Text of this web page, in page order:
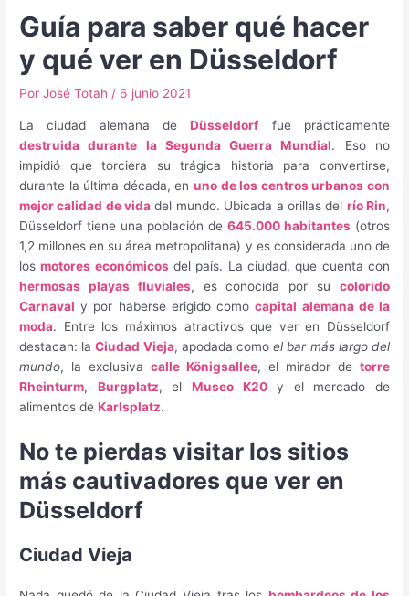
Guía para saber qué hacer
y qué ver en Düsseldorf
PorJosé Totah / 6 junio 2021
La ciudad alemana deDüsseldorf fue prácticamente
destruida durante la Segunda Guerra Mundial. Eso no
impidió que torciera su trágica historia para convertirse,
durante la última década, en uno de los centros urbanos con
mejor calidad de vida del mundo. Ubicada a orillas del río Rin,
Düsseldorf tiene una población de 645.000 habitantes(otros
1,2 millones en su área metropolitana) y es considerada uno de
losmotores económicosdel país. La ciudad, que cuenta con
hermosas playas fluviales, es conocida por su colorido
Carnaval y por haberse erigido comocapital alemana de la
moda. Entre los máximos atractivos que ver en Düsseldorf
destacan: laCiudad Vieja, apodada comoel bar más largo del
mundo, la exclusivacalle Königsallee, el mirador de torre
Rheinturm, Burgplatz, el Museo K20y el mercado de
alimentos deKarlsplatz.
No te pierdas visitar los sitios
más cautivadores que ver en
Düsseldorf
Ciudad Vieja